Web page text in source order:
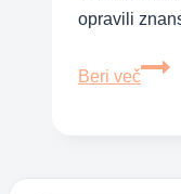
opravili
Beri več
Starši